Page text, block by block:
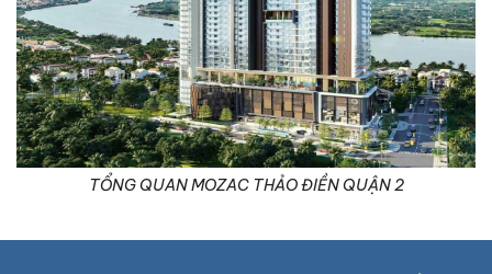
TỔNG QUAN MOZAC THẢO ĐIỀN QUẬN 2